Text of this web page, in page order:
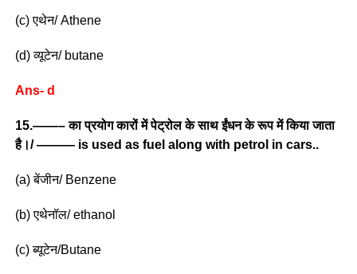
(c) एथेन/ Athene
(d) व्यूटेन/ butane
Ans- d
15.——– का प्रयोग कारों में पेट्रोल के साथ ईंधन के रूप में किया जाता
है।/ ——— is used as fuel along with petrol in cars..
(a) बेंजीन/ Benzene
(b) एथेनॉल/ ethanol
(c) ब्यूटेन/Butane